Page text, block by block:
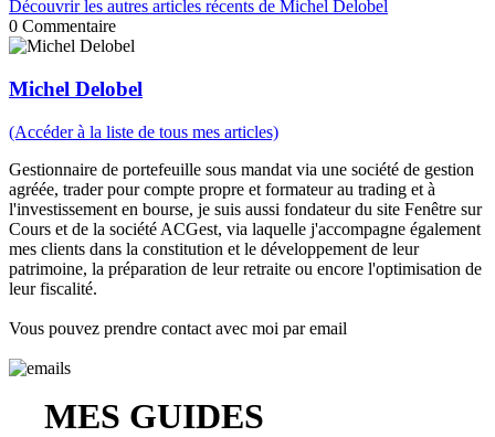
Découvrir les autres articles récents de Michel Delobel
0 Commentaire
Michel Delobel
(Accéder à la liste de tous mes articles)
Gestionnaire de portefeuille sous mandat via une société de gestion
agréée, trader pour compte propre et formateur au trading et à
l'investissement en bourse, je suis aussi fondateur du site Fenêtre sur
Cours et de la société ACGest, via laquelle j'accompagne également
mes clients dans la constitution et le développement de leur
patrimoine, la préparation de leur retraite ou encore l'optimisation de
leur fiscalité.
Vous pouvez prendre contact avec moi par email
MES GUIDES